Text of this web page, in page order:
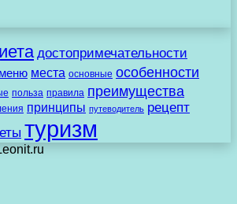
достопримечательности
меню места основные особенности
польза правила преимущества
принципы путеводитель рецепт
туризм